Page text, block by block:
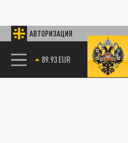
АВТОРИЗАЦИЯ
89.93 EUR